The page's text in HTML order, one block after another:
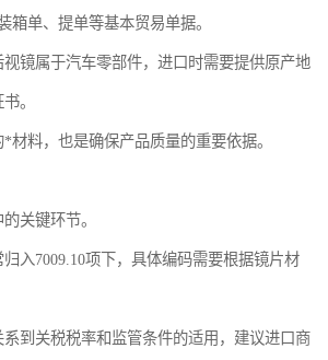
箱单、提单等基本贸易单据。
镜属于汽车零部件，进口时需要提供原产地
。
材料，也是确保产品质量的重要依据。
关键环节。
入7009.10项下，具体编码需要根据镜片材
到关税税率和监管条件的适用，建议进口商